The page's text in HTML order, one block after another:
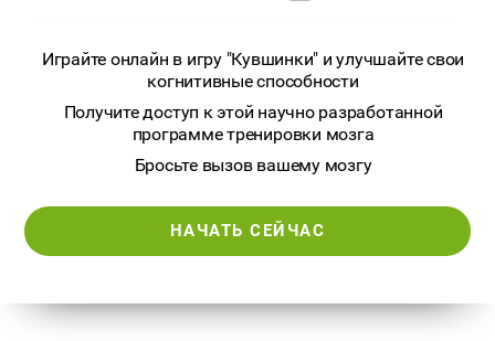
Играйте онлайн в игру "Кувшинки" и улучшайте свои
когнитивные способности
Получите доступ к этой научно разработанной
программе тренировки мозга
Бросьте вызов вашему мозгу
НАЧАТЬ СЕЙЧАС